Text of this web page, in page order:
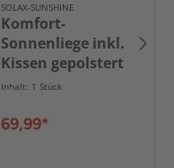
SOLAX-SUNSHINE
Komfort-
Sonnenliege inkl.
Kissen gepolstert
aus Aluminium,
48 cm - Schwarz
Inhalt: 1 Stück
69,99*